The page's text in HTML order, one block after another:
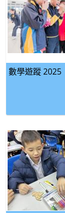
數學遊蹤 2025